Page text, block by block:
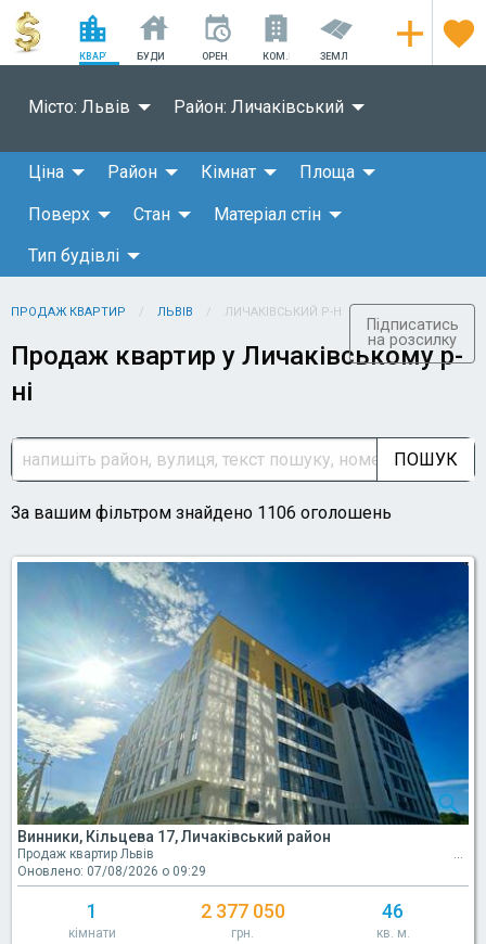
КВАРТИРИ БУДИНКИ ОРЕНДА КОМ.НЕРУХОМІСТЬ
ЗЕМЛЯ
Місто: Львів Район: Личаківський
Ціна Район Кімнат Площа
Поверх Стан Матеріал стін
Тип будівлі
Підписатись
на розсилку
ПРОДАЖ КВАРТИР ЛЬВІВ ЛИЧАКІВСЬКИЙ Р-Н
Продаж квартир у Личаківському р-
ні
ПОШУК
За вашим фільтром знайдено 1106 оголошень
Винники, Кільцева 17, Личаківський район
Продаж квартир Львів
Оновлено: 07/08/2026 о 09:29
1
кімнати
2 377 050
грн.
46
кв. м.